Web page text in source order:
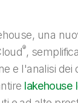
lavoro
strumenti di analisi
piano di
migliori con il
una
®,
e l'analisi dei
lakehouse